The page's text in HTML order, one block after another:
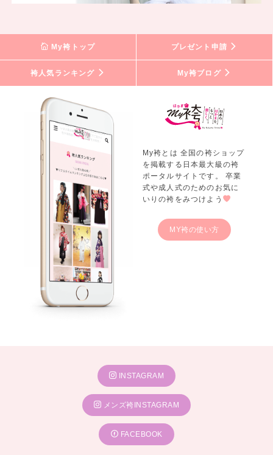
My袴トップ プレゼント申請
袴人気ランキング My袴ブログ
My袴とは 全国の袴ショップ
を掲載する日本最大級の袴
ポータルサイトです。 卒業
式や成人式のためのお気に
いりの袴をみつけよう
MY袴の使い方
INSTAGRAM
メンズ袴INSTAGRAM
FACEBOOK